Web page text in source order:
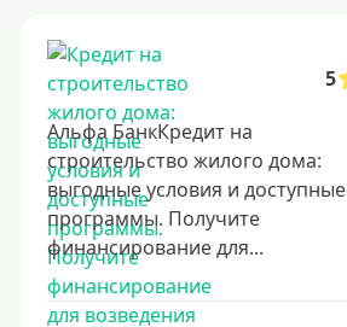
5
Альфа БанкКредит на
строительство жилого дома:
выгодные условия и доступные
программы. Получите
финансирование для...